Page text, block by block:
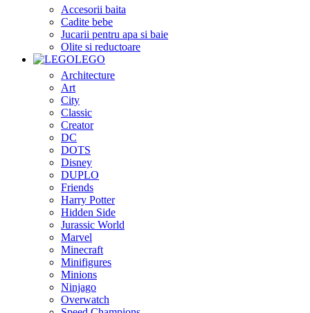
Accesorii baita
Cadite bebe
Jucarii pentru apa si baie
Olite si reductoare
LEGO
Architecture
Art
City
Classic
Creator
DC
DOTS
Disney
DUPLO
Friends
Harry Potter
Hidden Side
Jurassic World
Marvel
Minecraft
Minifigures
Minions
Ninjago
Overwatch